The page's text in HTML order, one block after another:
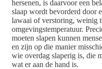
hersenen, is daarvoor een
slaap wordt bevorderd door
lawaai of verstoring, weinig
omgevingstemperatuur.
moeten slapen kunnen
en zijn op die manier
wie overdag slaperig is, die
wat er aan de hand is.